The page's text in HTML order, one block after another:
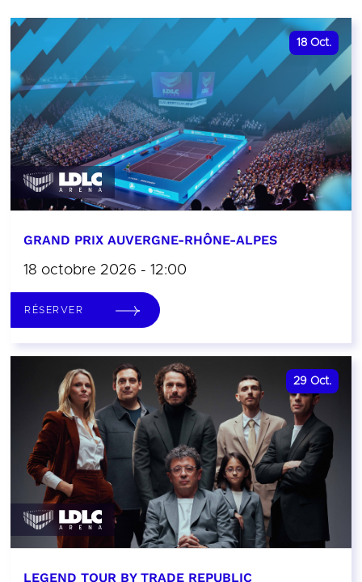
18 Oct.
GRAND PRIX AUVERGNE-RHÔNE-ALPES
18 octobre 2026 - 12:00
RÉSERVER
29 Oct.
LEGEND TOUR BY TRADE REPUBLIC